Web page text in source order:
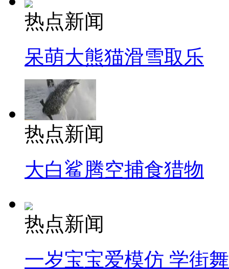
热点新闻
呆萌大熊猫滑雪取乐
热点新闻
大白鲨腾空捕食猎物
热点新闻
一岁宝宝爱模仿 学街